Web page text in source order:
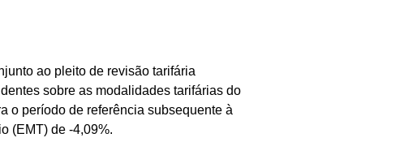
ao pleito de revisão tarifária
sobre as modalidades tarifárias do
o período de referência subsequente à
(EMT) de -4,09%.